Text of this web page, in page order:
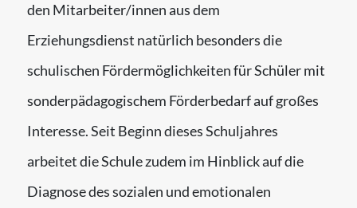
den Mitarbeiter/innen aus dem
Erziehungsdienst natürlich besonders die
schulischen Fördermöglichkeiten für Schüler mit
sonderpädagogischem Förderbedarf auf großes
Interesse. Seit Beginn dieses Schuljahres
arbeitet die Schule zudem im Hinblick auf die
Diagnose des sozialen und emotionalen